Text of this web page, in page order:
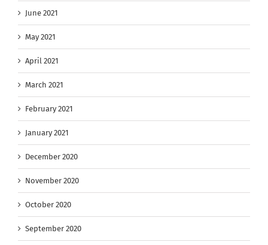
June 2021
May 2021
April 2021
March 2021
February 2021
January 2021
December 2020
November 2020
October 2020
September 2020